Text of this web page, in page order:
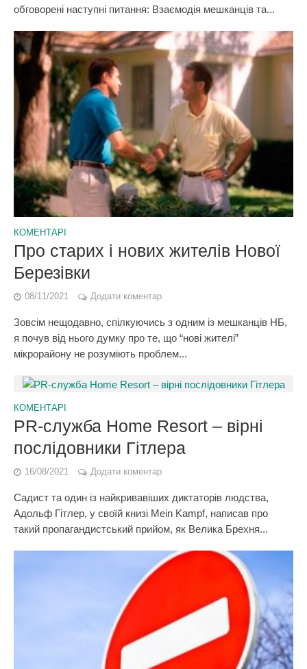
обговорені наступні питання: Взаємодія мешканців та...
КОМЕНТАРІ
Про старих і нових жителів Нової
Березівки
08/11/2021 Додати коментар
Зовсім нещодавно, спілкуючись з одним із мешканців НБ,
я почув від нього думку про те, що “нові жителі”
мікрорайону не розуміють проблем...
КОМЕНТАРІ
PR-служба Home Resort – вірні
послідовники Гітлера
16/08/2021 Додати коментар
Садист та один із найкривавіших диктаторів людства,
Адольф Гітлер, у своїй книзі Mein Kampf, написав про
такий пропагандистський прийом, як Велика Брехня...